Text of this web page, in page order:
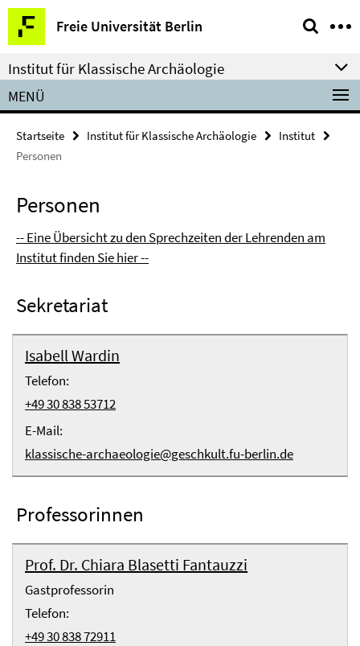
Springe
direkt
zu
Inhalt
Freie Universität Berlin
Service-
Navigation
Institut für Klassische Archäologie
MENÜ
Startseite Institut für Klassische Archäologie
Institut
Personen
Personen
-- Eine Übersicht zu den Sprechzeiten der Lehrenden am
Institut finden Sie hier --
Sekretariat
Isabell Wardin
Telefon:
+49 30 838 53712
E-Mail:
klassische-archaeologie@geschkult.fu-berlin.de
Professorinnen
Prof. Dr. Chiara Blasetti Fantauzzi
Gastprofessorin
Telefon:
+49 30 838 72911